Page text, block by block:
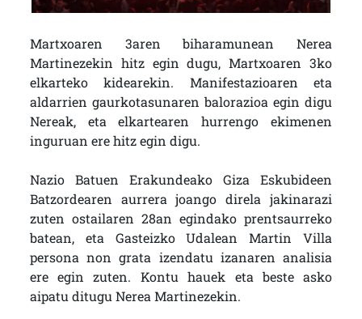
Martxoaren 3aren biharamunean Nerea
Martinezekin hitz egin dugu, Martxoaren 3ko
elkarteko kidearekin. Manifestazioaren eta
aldarrien gaurkotasunaren balorazioa egin digu
Nereak, eta elkartearen hurrengo ekimenen
inguruan ere hitz egin digu.
Nazio Batuen Erakundeako Giza Eskubideen
Batzordearen aurrera joango direla jakinarazi
zuten ostailaren 28an egindako prentsaurreko
batean, eta Gasteizko Udalean Martin Villa
persona non grata izendatu izanaren analisia
ere egin zuten. Kontu hauek eta beste asko
aipatu ditugu Nerea Martinezekin.